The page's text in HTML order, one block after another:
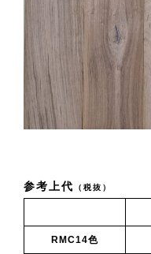
参考上代 （税抜）
RMC14色